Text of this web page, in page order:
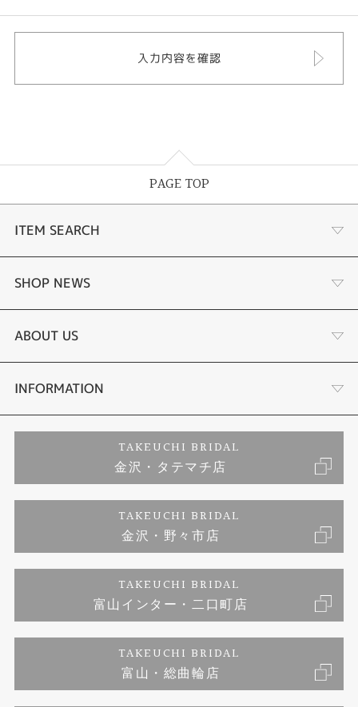
PAGE TOP
ITEM SEARCH
婚約指輪
結婚指輪
セットリング
婚約ネックレス
ダイヤモンド
ジュエリーリフォーム
SHOP NEWS
選ばれる理由まとめ
お客様の声
プロポーズサポート
ブランドリスト
福井指輪工房｜手作りペアリング
福井指輪工房｜手作り結婚指輪 and 婚約指輪
福井工房｜手作り婚約指輪プロポーズプラン
ABOUT US
会社概要
お客様の声
INFORMATION
プライバシーポリシー
TAKEUCHI BRIDAL
金沢・タテマチ店
TAKEUCHI BRIDAL
金沢・野々市店
TAKEUCHI BRIDAL
富山インター・二口町店
TAKEUCHI BRIDAL
富山・総曲輪店